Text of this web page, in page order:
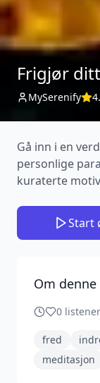
Frigjør
MySerenify
Gå inn i en
personlige
kuraterte
Start
Om
0
fred
meditasjon